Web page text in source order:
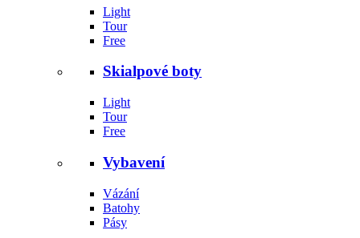
Light
Tour
Free
Skialpové boty
Light
Tour
Free
Vybavení
Vázání
Batohy
Pásy